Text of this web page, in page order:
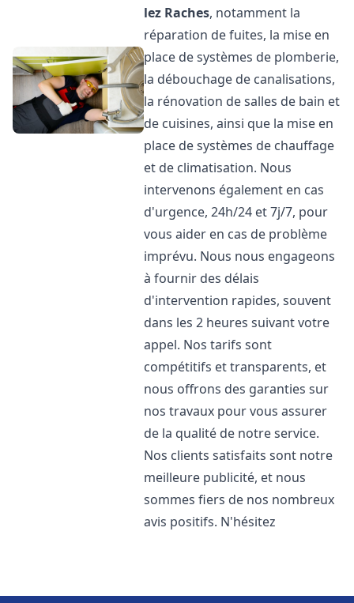
lez Raches, notamment la
réparation de fuites, la mise en
place de systèmes de plomberie,
la débouchage de canalisations,
la rénovation de salles de bain et
de cuisines, ainsi que la mise en
place de systèmes de chauffage
et de climatisation. Nous
intervenons également en cas
d'urgence, 24h/24 et 7j/7, pour
vous aider en cas de problème
imprévu. Nous nous engageons
à fournir des délais
d'intervention rapides, souvent
dans les 2 heures suivant votre
appel. Nos tarifs sont
compétitifs et transparents, et
nous offrons des garanties sur
nos travaux pour vous assurer
de la qualité de notre service.
Nos clients satisfaits sont notre
meilleure publicité, et nous
sommes fiers de nos nombreux
avis positifs. N'hésitez